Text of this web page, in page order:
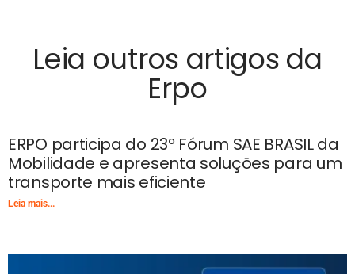
Leia outros artigos da
Erpo
ERPO participa do 23º Fórum SAE BRASIL da
Mobilidade e apresenta soluções para um
transporte mais eficiente
Leia mais...